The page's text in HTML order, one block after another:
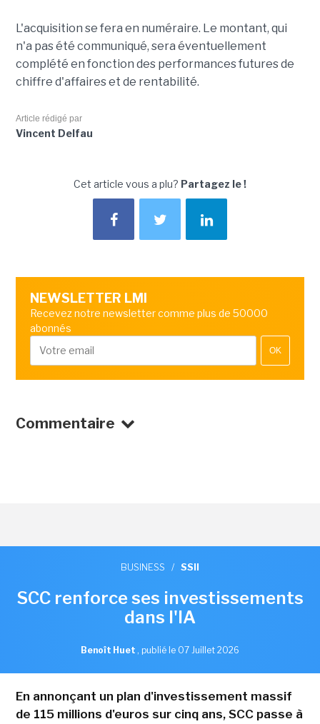
L'acquisition se fera en numéraire. Le montant, qui
n'a pas été communiqué, sera éventuellement
complété en fonction des performances futures de
chiffre d'affaires et de rentabilité.
Article rédigé par
Vincent Delfau
Cet article vous a plu? Partagez le !
NEWSLETTER LMI
Recevez notre newsletter comme plus de 50000
abonnés
OK
Commentaire
BUSINESS / SSII
SCC renforce ses investissements
dans l'IA
Benoît Huet , publié le 07 Juillet 2026
En annonçant un plan d'investissement massif
de 115 millions d'euros sur cinq ans, SCC passe à